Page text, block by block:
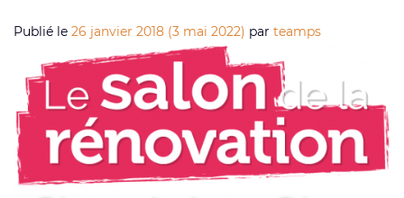
Publié le 26 janvier 2018 (3 mai 2022) par teamps